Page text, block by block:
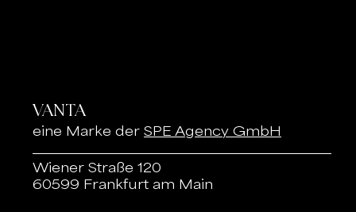
VANTA
eine Marke der SPE Agency GmbH
Wiener Straße 120
60599 Frankfurt am Main